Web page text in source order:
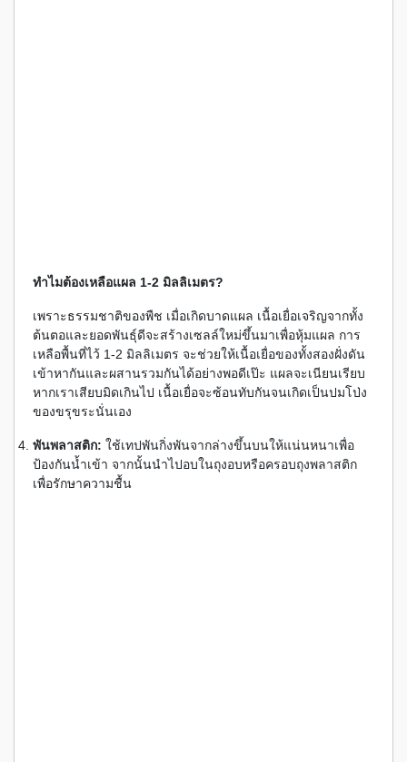
ทำไมต้องเหลือแผล 1-2 มิลลิเมตร?
เพราะธรรมชาติของพืช เมื่อเกิดบาดแผล เนื้อเยื่อเจริญจากทั้ง
ต้นตอและยอดพันธุ์ดีจะสร้างเซลล์ใหม่ขึ้นมาเพื่อหุ้มแผล การ
เหลือพื้นที่ไว้ 1-2 มิลลิเมตร จะช่วยให้เนื้อเยื่อของทั้งสองฝั่งดัน
เข้าหากันและผสานรวมกันได้อย่างพอดีเป๊ะ แผลจะเนียนเรียบ
หากเราเสียบมิดเกินไป เนื้อเยื่อจะซ้อนทับกันจนเกิดเป็นปมโป่ง
ของขรุขระนั่นเอง
พันพลาสติก: ใช้เทปพันกิ่งพันจากล่างขึ้นบนให้แน่นหนาเพื่อ
ป้องกันน้ำเข้า จากนั้นนำไปอบในถุงอบหรือครอบถุงพลาสติก
เพื่อรักษาความชื้น